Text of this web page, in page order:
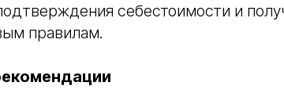
себестоимости и
правилам.